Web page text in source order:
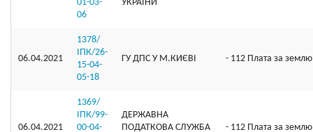
01-03-
06
УКРАЇНИ
06.04.2021
1378/
ІПК/26-
15-04-
05-18
ГУ ДПС У М.КИЄВІ - 112 Плата за землю
06.04.2021
1369/
ІПК/99-
00-04-
ДЕРЖАВНА
ПОДАТКОВА СЛУЖБА
- 112 Плата за землю